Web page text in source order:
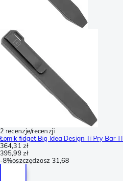
2 recenzje/recenzji
Łomik fidget Big Idea Design Ti Pry Bar
364,31 zł
395,99 zł
-8%oszczędzasz 31,68